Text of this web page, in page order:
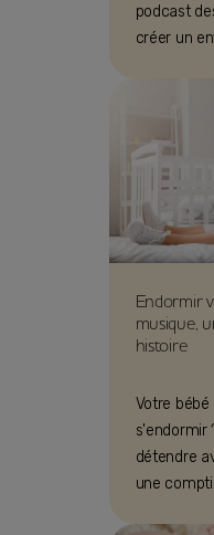
podcast
créer un
Endormir
musique,
histoire
Votre
s'endormir
détendre
une